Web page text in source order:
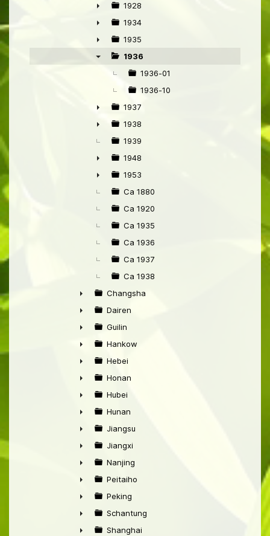
►
1928
►
1934
►
1935
1936
1936-01
1936-10
►
1937
►
1938
1939
►
1948
►
1953
Ca 1880
Ca 1920
Ca 1935
Ca 1936
Ca 1937
Ca 1938
►
Changsha
►
Dairen
►
Guilin
►
Hankow
►
Hebei
►
Honan
►
Hubei
►
Hunan
►
Jiangsu
►
Jiangxi
►
Nanjing
►
Peitaiho
►
Peking
►
Schantung
Shanghai